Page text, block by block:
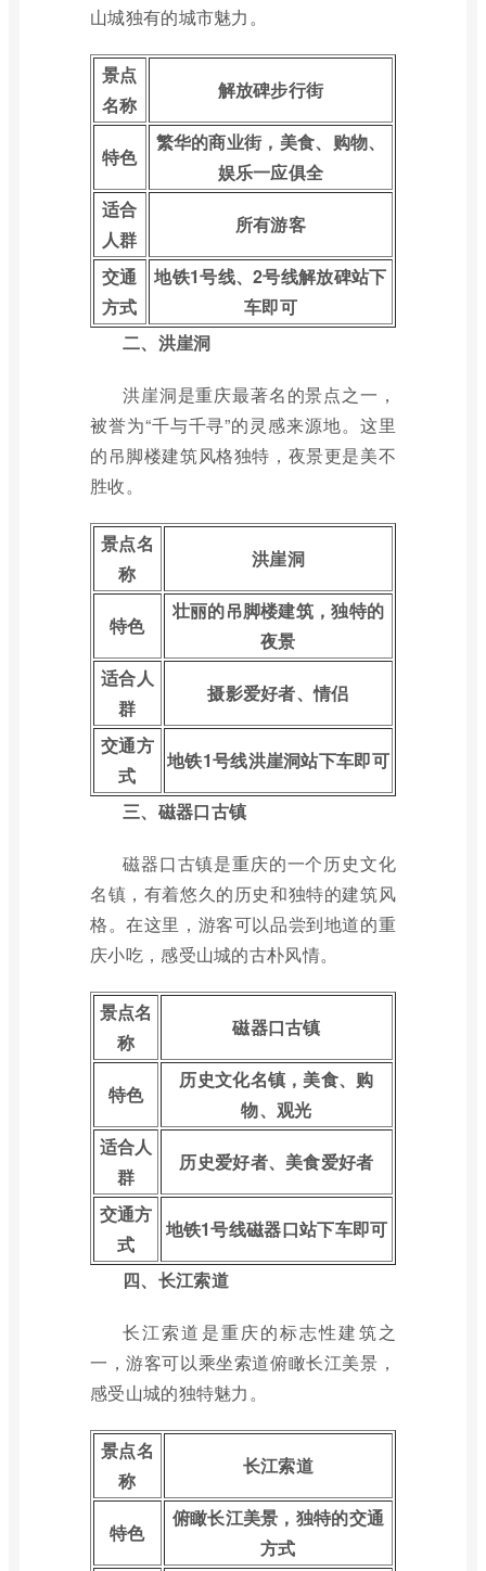
山城独有的城市魅力。
景点
名称
解放碑步行街
特色
繁华的商业街，美食、购物、
娱乐一应俱全
适合
人群
所有游客
交通
方式
地铁1号线、2号线解放碑站下
车即可
二、洪崖洞
洪崖洞是重庆最著名的景点之一，
被誉为“千与千寻”的灵感来源地。这里
的吊脚楼建筑风格独特，夜景更是美不
胜收。
景点名
称
洪崖洞
特色
壮丽的吊脚楼建筑，独特的
夜景
适合人
群
摄影爱好者、情侣
交通方
式
地铁1号线洪崖洞站下车即可
三、磁器口古镇
磁器口古镇是重庆的一个历史文化
名镇，有着悠久的历史和独特的建筑风
格。在这里，游客可以品尝到地道的重
庆小吃，感受山城的古朴风情。
景点名
称
磁器口古镇
特色
历史文化名镇，美食、购
物、观光
适合人
群
历史爱好者、美食爱好者
交通方
式
地铁1号线磁器口站下车即可
四、长江索道
长江索道是重庆的标志性建筑之
一，游客可以乘坐索道俯瞰长江美景，
感受山城的独特魅力。
景点名
称
长江索道
特色
俯瞰长江美景，独特的交通
方式